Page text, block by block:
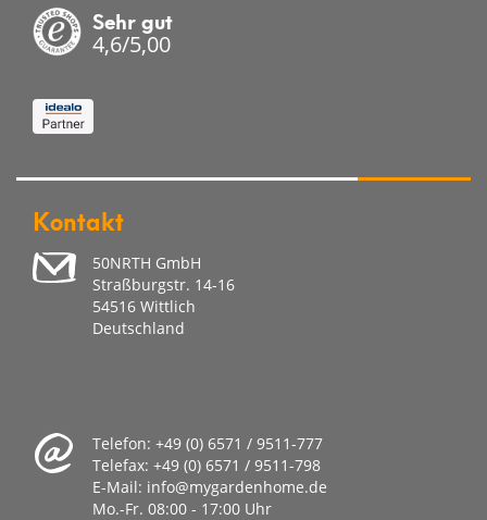
Sehr gut
4,6/5,00
Kontakt
50NRTH GmbH
Straßburgstr. 14-16
54516 Wittlich
Deutschland
Telefon: +49 (0) 6571 / 9511-777
Telefax: +49 (0) 6571 / 9511-798
E-Mail: info@mygardenhome.de
Mo.-Fr. 08:00 - 17:00 Uhr